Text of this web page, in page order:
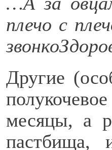
плечо с
звонко
Другие
месяцы, а